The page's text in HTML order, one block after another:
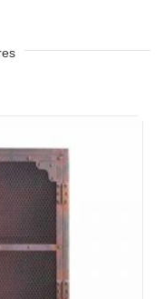
sociedades
interiores